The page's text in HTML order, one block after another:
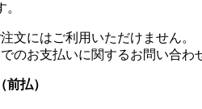
文にはご利用いただけません。
のお支払いに関するお問い合わ
払）